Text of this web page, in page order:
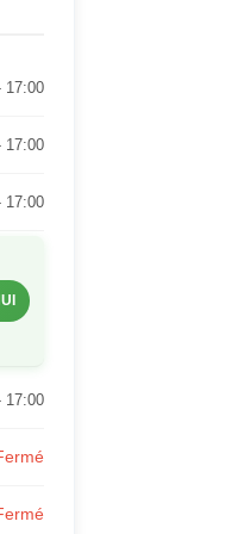
17:00
17:00
17:00
17:00